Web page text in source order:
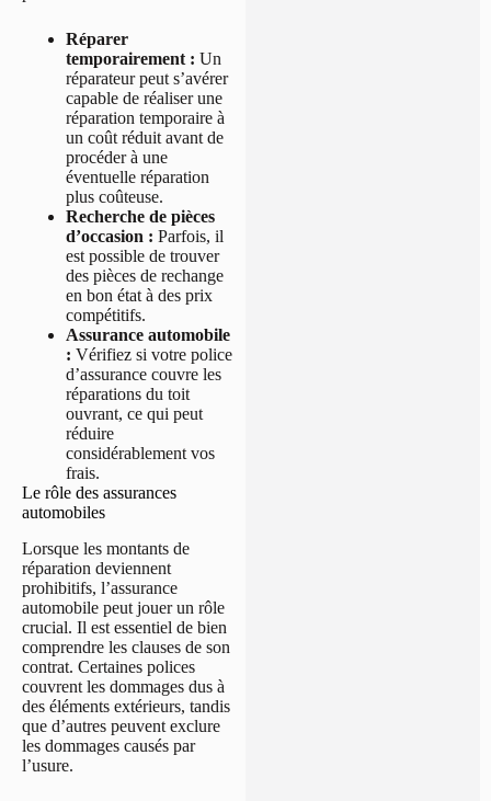
Réparer
temporairement : Un
réparateur peut s’avérer
capable de réaliser une
réparation temporaire à
un coût réduit avant de
procéder à une
éventuelle réparation
plus coûteuse.
Recherche de pièces
d’occasion : Parfois, il
est possible de trouver
des pièces de rechange
en bon état à des prix
compétitifs.
Assurance automobile
: Vérifiez si votre police
d’assurance couvre les
réparations du toit
ouvrant, ce qui peut
réduire
considérablement vos
frais.
Le rôle des assurances
automobiles
Lorsque les montants de
réparation deviennent
prohibitifs, l’assurance
automobile peut jouer un rôle
crucial. Il est essentiel de bien
comprendre les clauses de son
contrat. Certaines polices
couvrent les dommages dus à
des éléments extérieurs, tandis
que d’autres peuvent exclure
les dommages causés par
l’usure.